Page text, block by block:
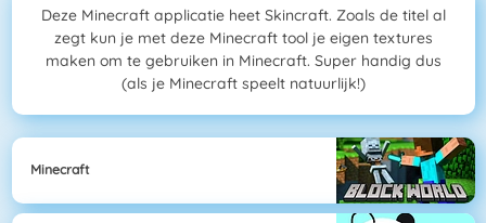
Deze Minecraft applicatie heet Skincraft. Zoals de titel al
zegt kun je met deze Minecraft tool je eigen textures
maken om te gebruiken in Minecraft. Super handig dus
(als je Minecraft speelt natuurlijk!)
Minecraft